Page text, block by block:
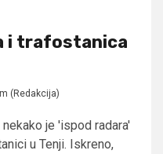
i trafostanica
(Redakcija)
je 'ispod radara'
u Tenji. Iskreno,